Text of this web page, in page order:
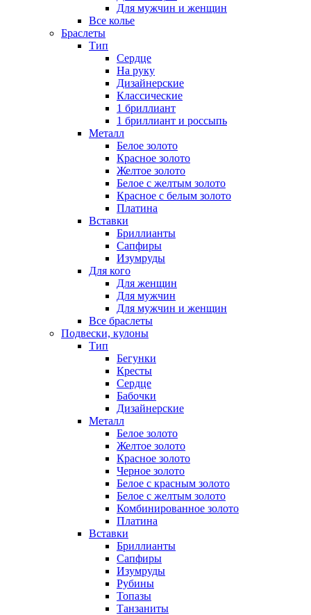
Для мужчин и женщин
Все колье
Браслеты
Тип
Сердце
На руку
Дизайнерские
Классические
1 бриллиант
1 бриллиант и россыпь
Металл
Белое золото
Красное золото
Желтое золото
Белое с желтым золото
Красное с белым золото
Платина
Вставки
Бриллианты
Сапфиры
Изумруды
Для кого
Для женщин
Для мужчин
Для мужчин и женщин
Все браслеты
Подвески, кулоны
Тип
Бегунки
Кресты
Сердце
Бабочки
Дизайнерские
Металл
Белое золото
Желтое золото
Красное золото
Черное золото
Белое с красным золото
Белое с желтым золото
Комбинированное золото
Платина
Вставки
Бриллианты
Сапфиры
Изумруды
Рубины
Топазы
Танзаниты